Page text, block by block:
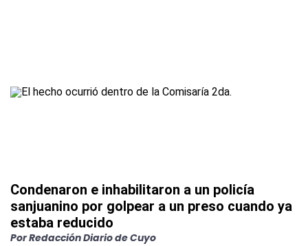
Condenaron e inhabilitaron a un policía
sanjuanino por golpear a un preso cuando ya
estaba reducido
PorRedacción Diario de Cuyo